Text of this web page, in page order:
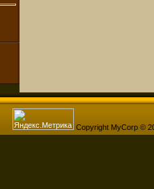
Copyright MyCorp ©